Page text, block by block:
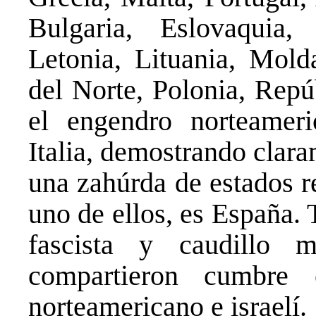
Bulgaria,
Letonia, Lituania,
del Norte, Polonia,
el engendro
Italia, demostrando
una zahúrda de estados
uno de ellos, es
fascista y caudillo
compartieron
norteamericano e israelí.